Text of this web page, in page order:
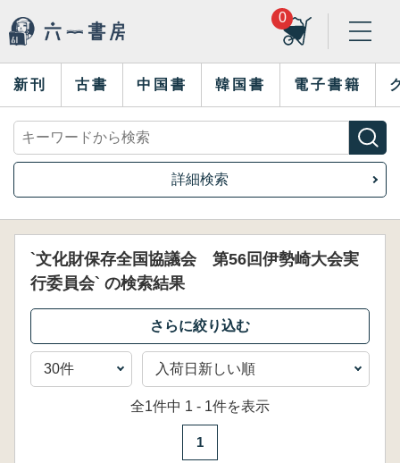
0
新刊 古書 中国書 韓国書 電子書籍
詳細検索
`文化財保存全国協議会 第56回伊勢崎大会実
行委員会` の検索結果
全1件中 1 - 1件を表示
1